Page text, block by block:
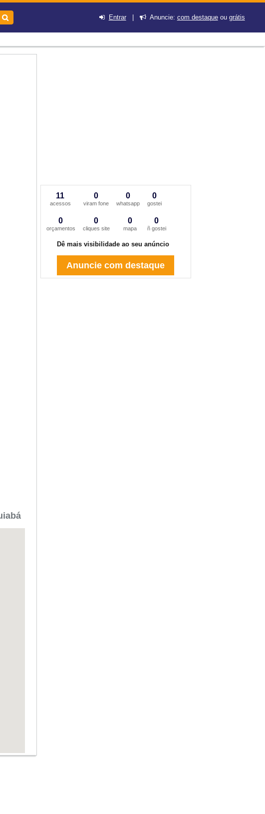
Entrar| Anuncie: com destaqueou grátis
11
acessos
0
viram fone
0
whatsapp
0
gostei
0
orçamentos
0
cliques site
0
mapa
0
ñ gostei
Dê mais visibilidade ao seu anúncio
Anuncie com destaque